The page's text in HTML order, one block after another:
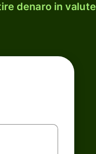
denaro in valute